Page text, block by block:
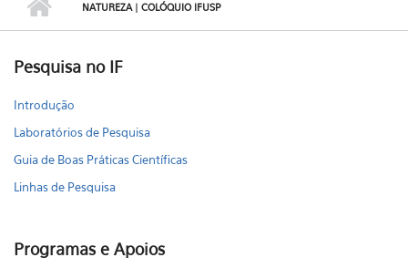
NATUREZA | COLÓQUIO IFUSP
Pesquisa no IF
Introdução
Laboratórios de Pesquisa
Guia de Boas Práticas Científicas
Linhas de Pesquisa
Programas e Apoios